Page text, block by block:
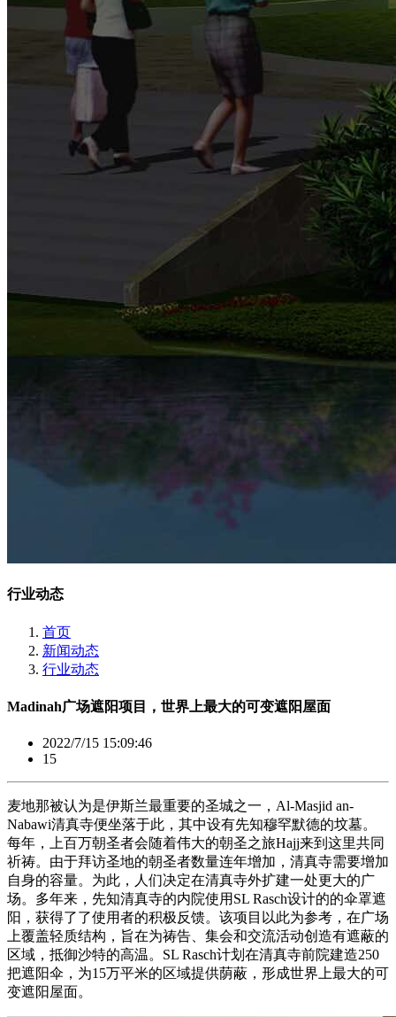
行业动态
首页
新闻动态
行业动态
Madinah广场遮阳项目，世界上最大的可变遮阳屋面
2022/7/15 15:09:46
15
麦地那被认为是伊斯兰最重要的圣城之一，Al-Masjid an-
Nabawi清真寺便坐落于此，其中设有先知穆罕默德的坟墓。
每年，上百万朝圣者会随着伟大的朝圣之旅Hajj来到这里共同
祈祷。由于拜访圣地的朝圣者数量连年增加，清真寺需要增加
自身的容量。为此，人们决定在清真寺外扩建一处更大的广
场。多年来，先知清真寺的内院使用SL Rasch设计的的伞罩遮
阳，获得了了使用者的积极反馈。该项目以此为参考，在广场
上覆盖轻质结构，旨在为祷告、集会和交流活动创造有遮蔽的
区域，抵御沙特的高温。SL Rasch计划在清真寺前院建造250
把遮阳伞，为15万平米的区域提供荫蔽，形成世界上最大的可
变遮阳屋面。